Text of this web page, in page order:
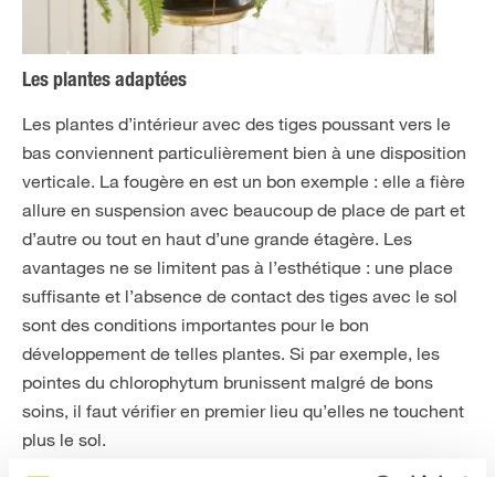
Les plantes adaptées
Les plantes d’intérieur avec des tiges poussant vers le
bas conviennent particulièrement bien à une disposition
verticale. La fougère en est un bon exemple : elle a fière
allure en suspension avec beaucoup de place de part et
d’autre ou tout en haut d’une grande étagère. Les
avantages ne se limitent pas à l’esthétique : une place
suffisante et l’absence de contact des tiges avec le sol
sont des conditions importantes pour le bon
développement de telles plantes. Si par exemple, les
pointes du chlorophytum brunissent malgré de bons
soins, il faut vérifier en premier lieu qu’elles ne touchent
plus le sol.